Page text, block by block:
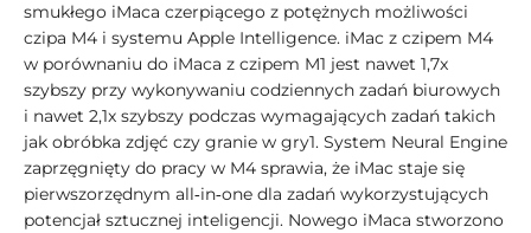
smukłego iMaca czerpiącego z potężnych możliwości
czipa M4 i systemu Apple Intelligence. iMac z czipem M4
w porównaniu do iMaca z czipem M1 jest nawet 1,7x
szybszy przy wykonywaniu codziennych zadań biurowych
i nawet 2,1x szybszy podczas wymagających zadań takich
jak obróbka zdjęć czy granie w gry1. System Neural Engine
zaprzęgnięty do pracy w M4 sprawia, że iMac staje się
pierwszorzędnym all‑in‑one dla zadań wykorzystujących
potencjał sztucznej inteligencji. Nowego iMaca stworzono